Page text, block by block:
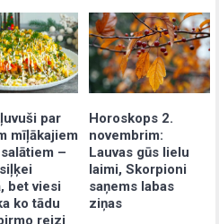
par
mīļākajiem
–
bet viesi
ko tādu
reizi
Horoskops 2.
novembrim:
Lauvas gūs lielu
laimi, Skorpioni
saņems labas
ziņas